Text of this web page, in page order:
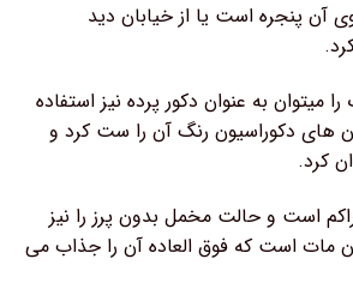
آن پنجره است یا از خیابان دید
میتوان به عنوان دکور پرده نیز استفاده
های دکوراسیون رنگ آن را ست کرد و
کرد.
است و حالت مخمل بدون پرز را نیز
مات است که فوق العاده آن را جذاب می